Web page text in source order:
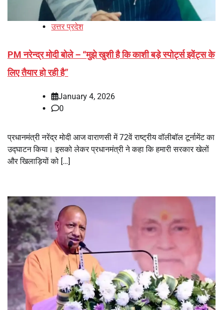
उत्तर प्रदेश
PM नरेन्‍द्र मोदी बोले – “मुझे खुशी है कि काशी बड़े स्पोर्ट्स इवेंट्स के
लिए तैयार हो रही है”
January 4, 2026
0
प्रधानमंत्री नरेंद्र मोदी आज वाराणसी में 72वें राष्ट्रीय वॉलीबॉल टूर्नामेंट का
उद्घाटन किया। इसको लेकर प्रधानमंत्री ने कहा कि हमारी सरकार खेलों
और खिलाड़ियों को […]